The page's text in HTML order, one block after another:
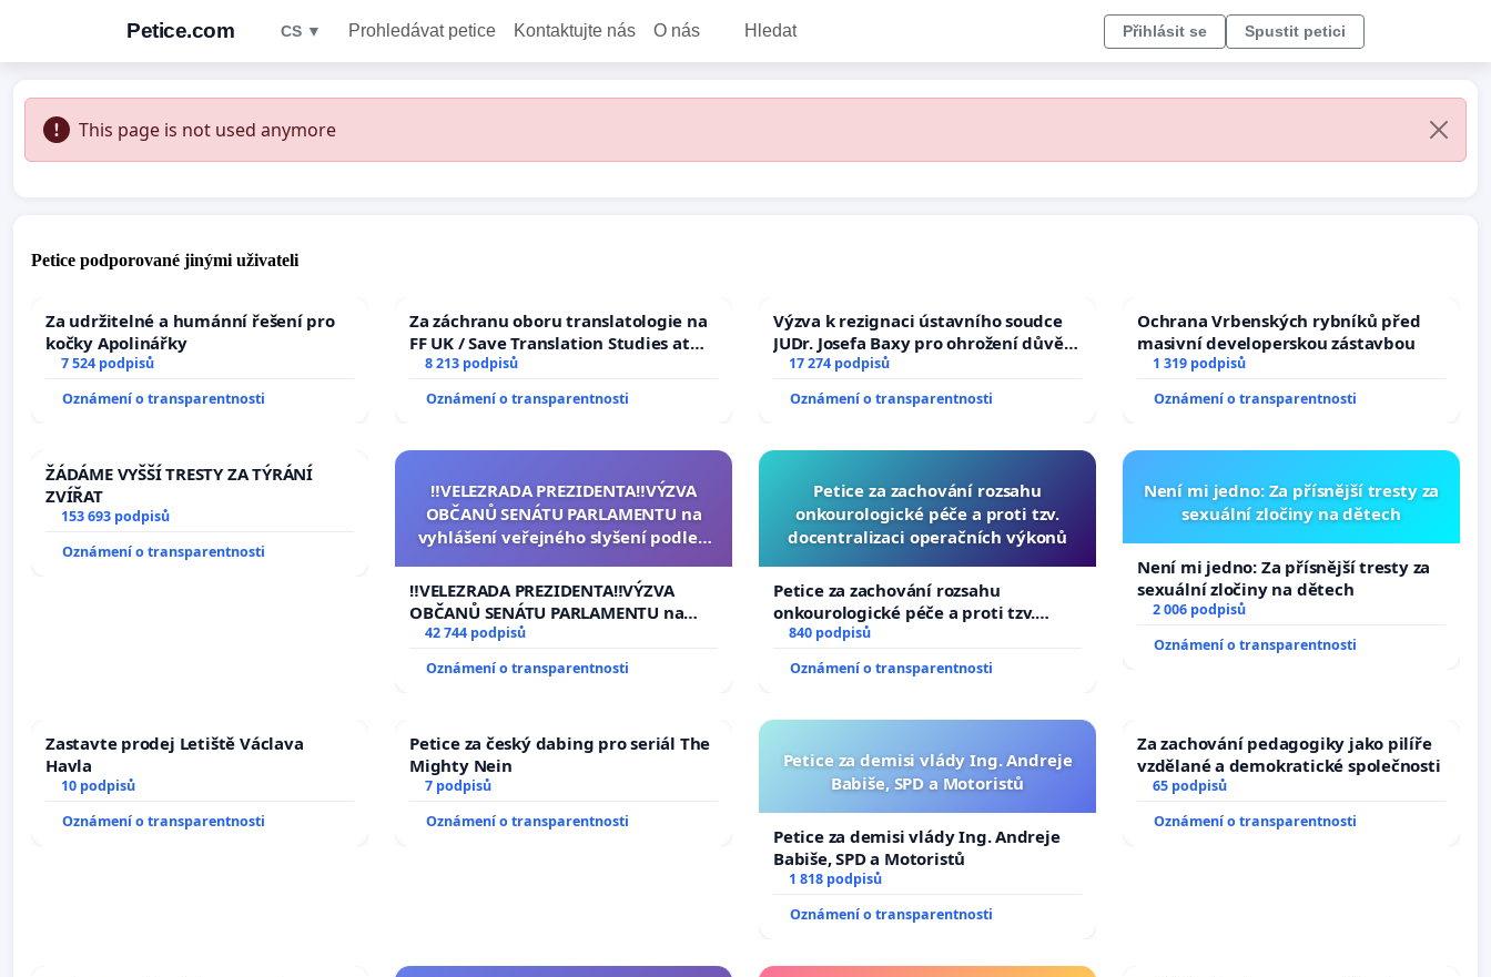
Petice.com CS ▼ Prohledávat petice Kontaktujte nás O nás Hledat Přihlásit se Spustit petici
This page is not used anymore
Petice podporované jinými uživateli
Za udržitelné a humánní řešení pro
kočky Apolinářky
7 524 podpisů
Oznámení o transparentnosti
Za záchranu oboru translatologie na
FF UK / Save Translation Studies at
the Faculty of Arts, Charles
University
8 213 podpisů
Oznámení o transparentnosti
Výzva k rezignaci ústavního soudce
JUDr. Josefa Baxy pro ohrožení důvěry
ve spravedlivý proces
17 274 podpisů
Oznámení o transparentnosti
Ochrana Vrbenských rybníků před
masivní developerskou zástavbou
1 319 podpisů
Oznámení o transparentnosti
ŽÁDÁME VYŠŠÍ TRESTY ZA TÝRÁNÍ
ZVÍŘAT
153 693 podpisů
Oznámení o transparentnosti
‼️VELEZRADA PREZIDENTA‼️VÝZVA
OBČANŮ SENÁTU PARLAMENTU na
vyhlášení veřejného slyšení podle §
na přijetí usnesení k podání ústavní
žaloby na prezidenta republiky
‼️VELEZRADA PREZIDENTA‼️VÝZVA
OBČANŮ SENÁTU PARLAMENTU na
vyhlášení veřejného slyšení podle §
144 jednacího řádu Senátu k návrhu
na přijetí usnesení k podání ústavní
42 744 podpisů
Oznámení o transparentnosti
Petice za zachování rozsahu
onkourologické péče a proti tzv.
docentralizaci operačních výkonů
Petice za zachování rozsahu
onkourologické péče a proti tzv.
docentralizaci operačních výkonů
840 podpisů
Oznámení o transparentnosti
Není mi jedno: Za přísnější tresty za
sexuální zločiny na dětech
Není mi jedno: Za přísnější tresty za
sexuální zločiny na dětech
2 006 podpisů
Oznámení o transparentnosti
Zastavte prodej Letiště Václava
Havla
10 podpisů
Oznámení o transparentnosti
Petice za český dabing pro seriál The
Mighty Nein
7 podpisů
Oznámení o transparentnosti
Petice za demisi vlády Ing. Andreje
Babiše, SPD a Motoristů
Petice za demisi vlády Ing. Andreje
Babiše, SPD a Motoristů
1 818 podpisů
Oznámení o transparentnosti
Za zachování pedagogiky jako pilíře
vzdělané a demokratické společnosti
65 podpisů
Oznámení o transparentnosti